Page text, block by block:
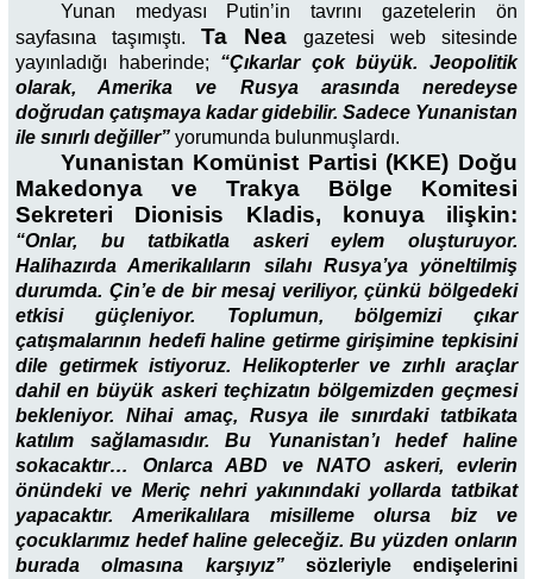
Yunan medyası Putin’in tavrını gazetelerin ön
sayfasına taşımıştı. Ta Nea
gazetesi web sitesinde
yayınladığı haberinde; “Çıkarlar çok büyük. Jeopolitik
olarak, Amerika ve Rusya arasında neredeyse
doğrudan çatışmaya kadar gidebilir. Sadece Yunanistan
ile sınırlı değiller” yorumunda bulunmuşlardı.
Yunanistan Komünist Partisi (KKE) Doğu
Makedonya ve Trakya Bölge Komitesi
Sekreteri Dionisis Kladis, konuya ilişkin:
“Onlar, bu tatbikatla askeri eylem oluşturuyor.
Halihazırda Amerikalıların silahı Rusya’ya yöneltilmiş
durumda. Çin’e de bir mesaj veriliyor, çünkü bölgedeki
etkisi güçleniyor.
Toplumun, bölgemizi çıkar
çatışmalarının hedefi haline getirme girişimine tepkisini
dile getirmek istiyoruz. Helikopterler ve zırhlı araçlar
dahil en büyük askeri teçhizatın bölgemizden geçmesi
bekleniyor. Nihai amaç, Rusya ile sınırdaki tatbikata
katılım sağlamasıdır. Bu Yunanistan’ı hedef haline
sokacaktır… Onlarca ABD ve NATO askeri, evlerin
önündeki ve Meriç nehri yakınındaki yollarda tatbikat
yapacaktır.
Amerikalılara misilleme olursa biz ve
çocuklarımız hedef haline geleceğiz. Bu yüzden onların
burada olmasına karşıyız”
sözleriyle endişelerini